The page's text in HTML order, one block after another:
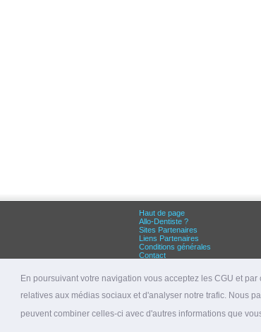
En poursuivant votre navigation vous acceptez les CGU et
relatives aux médias sociaux et d'analyser notre trafic. Nous
peuvent combiner celles-ci avec d'autres informations que
Haut de page
Allo-Dentiste ?
Sites Partenaires
Liens Partenaires
Conditions générales
Contact
Dentiste Lyon